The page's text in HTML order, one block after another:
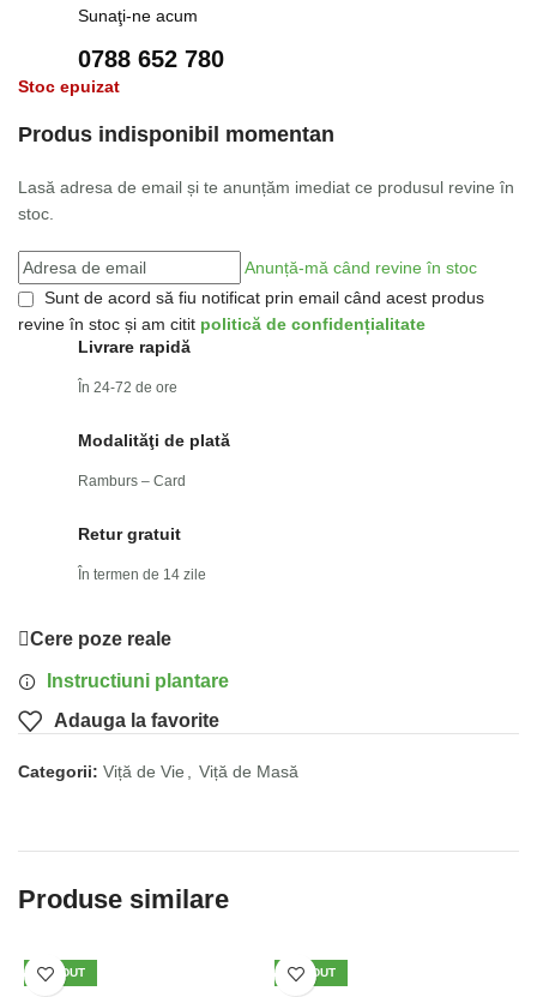
Sunaţi-ne acum
0788 652 780
Stoc epuizat
Produs indisponibil momentan
Lasă adresa de email și te anunțăm imediat ce produsul revine în
stoc.
Anunță-mă când revine în stoc
Sunt de acord să fiu notificat prin email când acest produs
revine în stoc și am citit politică de confidențialitate
Livrare rapidă
În 24-72 de ore
Modalităţi de plată
Ramburs – Card
Retur gratuit
În termen de 14 zile
Cere poze reale
Instructiuni plantare
Adauga la favorite
Categorii: Viță de Vie Viță de Masă
Produse similare
VÂNDUT VÂNDUT